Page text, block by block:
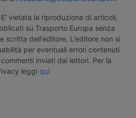
vietata la riproduzione di articoli,
su Trasporto Europa senza
scritta dell'editore. L'editore non si
per eventuali errori contenuti
inviati dai lettori. Per la
leggi qui